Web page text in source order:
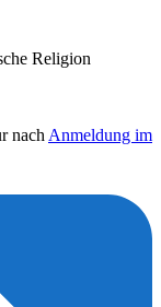
Religion
nach Anmeldung im